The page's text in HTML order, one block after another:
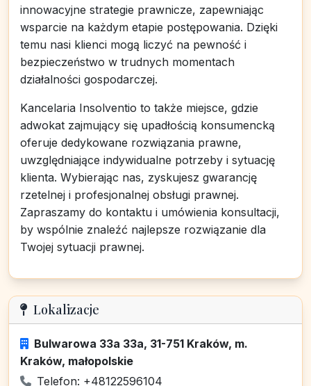
innowacyjne strategie prawnicze, zapewniając
wsparcie na każdym etapie postępowania. Dzięki
temu nasi klienci mogą liczyć na pewność i
bezpieczeństwo w trudnych momentach
działalności gospodarczej.
Kancelaria Insolventio to także miejsce, gdzie
adwokat zajmujący się upadłością konsumencką
oferuje dedykowane rozwiązania prawne,
uwzględniające indywidualne potrzeby i sytuację
klienta. Wybierając nas, zyskujesz gwarancję
rzetelnej i profesjonalnej obsługi prawnej.
Zapraszamy do kontaktu i umówienia konsultacji,
by wspólnie znaleźć najlepsze rozwiązanie dla
Twojej sytuacji prawnej.
Lokalizacje
Bulwarowa 33a 33a, 31-751 Kraków, m.
Kraków, małopolskie
Telefon: +48122596104